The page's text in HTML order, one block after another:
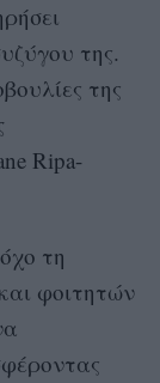
της.
της
Ripa-
τη
φοιτητών